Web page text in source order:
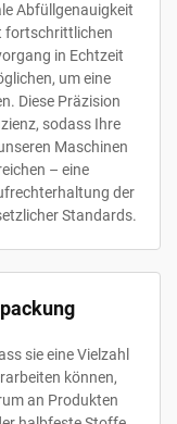
Abfüllgenauigkeit
fortschrittlichen
in Echtzeit
um eine
Diese Präzision
sodass Ihre
Maschinen
– eine
der
Standards.
sie eine Vielzahl
können,
an Produkten